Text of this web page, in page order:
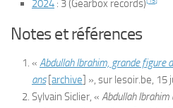
2024 : 3(Gearbox records)
Notes et références
« Abdullah Ibrahim, grande figure
ans[archive] », sur lesoir.be, 15
Sylvain Siclier, « Abdullah Ibrahim